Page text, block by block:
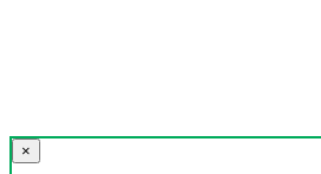
×